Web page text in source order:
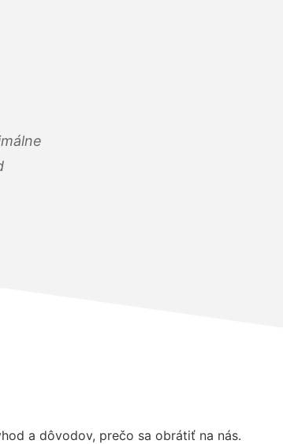
a dôvodov, prečo sa obrátiť na nás.